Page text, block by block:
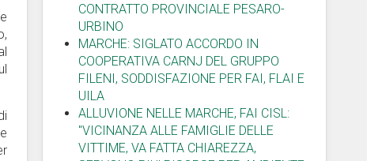
CONTRATTO PROVINCIALE PESARO-
URBINO
MARCHE: SIGLATO ACCORDO IN
COOPERATIVA CARNJ DEL GRUPPO
FILENI, SODDISFAZIONE PER FAI, FLAI E
UILA
ALLUVIONE NELLE MARCHE, FAI CISL:
"VICINANZA ALLE FAMIGLIE DELLE
VITTIME, VA FATTA CHIAREZZA,